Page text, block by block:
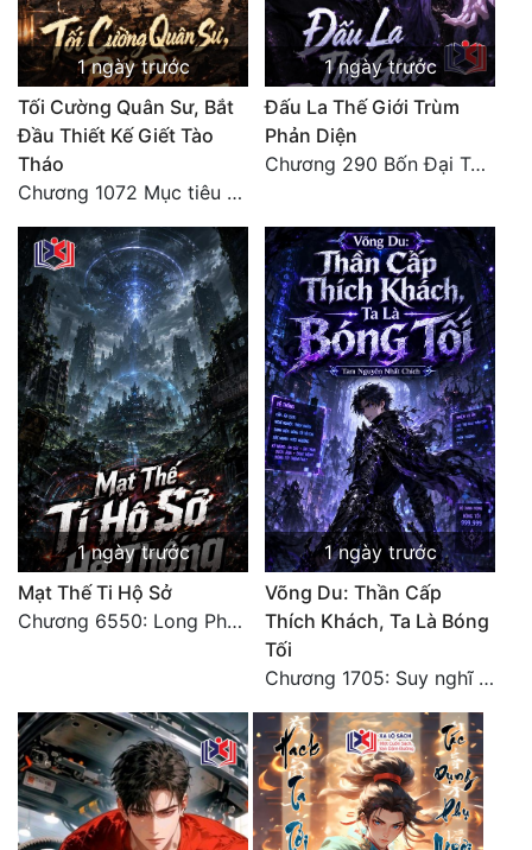
1 ngày trước
Tối Cường Quân Sư, Bắt
Đầu Thiết Kế Giết Tào
Tháo
Chương 1072 Mục tiêu của chúng ta là biển sao trời (2/2)
1 ngày trước
Đấu La Thế Giới Trùm
Phản Diện
Chương 290 Bốn Đại Tông Môn Đơn Thuộc Tính Vô Cùng Thê Lương
1 ngày trước
Mạt Thế Ti Hộ Sở
Chương 6550: Long Phượng Thần Trận
1 ngày trước
Võng Du: Thần Cấp
Thích Khách, Ta Là Bóng
Tối
Chương 1705: Suy nghĩ sinh tồn của Vô Danh Tuyết!